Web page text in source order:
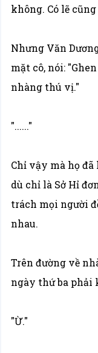
không. Có lẽ
Nhưng Văn
mặt cô, nói:
nhàng thú vị."
"......"
Chỉ vậy mà họ
dù chỉ là Sở Hỉ
trách mọi người
nhau.
Trên đường về
ngày thứ ba phải
"Ừ."